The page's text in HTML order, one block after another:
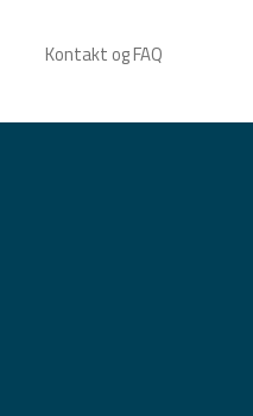
Kontakt og FAQ